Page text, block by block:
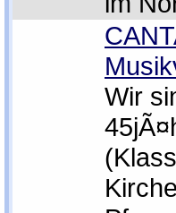
Wir